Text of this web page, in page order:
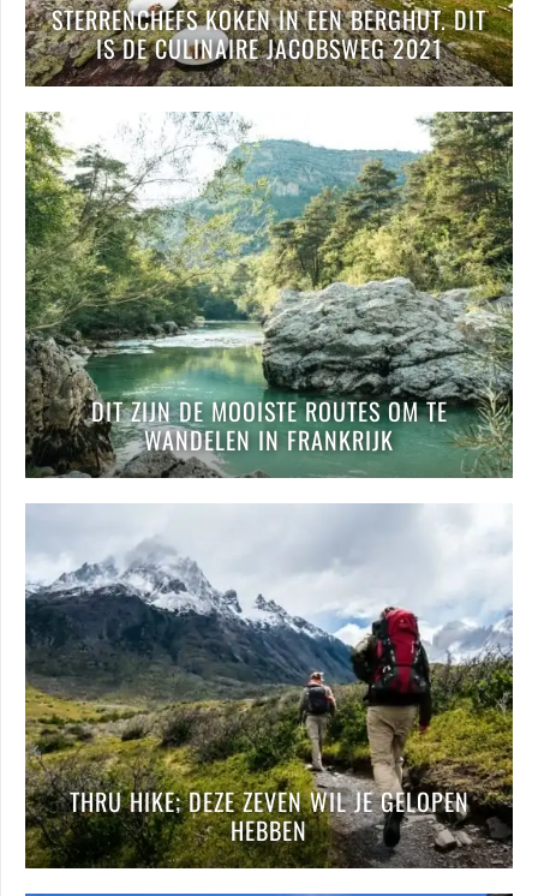
STERRENCHEFS KOKEN IN EEN BERGHUT. DIT
IS DE CULINAIRE JACOBSWEG 2021
DIT ZIJN DE MOOISTE ROUTES OM TE
WANDELEN IN FRANKRIJK
THRU HIKE; DEZE ZEVEN WIL JE GELOPEN
HEBBEN